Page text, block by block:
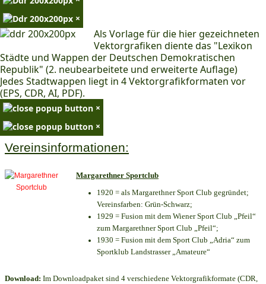
×
Als Vorlage für die hier gezeichneten
Vektorgrafiken diente das "Lexikon
Städte und Wappen der Deutschen Demokratischen
Republik" (2. neubearbeitete und erweiterte Auflage)
Jedes Stadtwappen liegt in 4 Vektorgrafikformaten vor
(EPS, CDR, AI, PDF).
×
×
Vereinsinformationen:
Margarethner Sportclub
1920 = als Margarethner Sport Club gegründet;
Vereinsfarben: Grün-Schwarz;
1929 = Fusion mit dem Wiener Sport Club „Pfeil“
zum Margarethner Sport Club „Pfeil“;
1930 = Fusion mit dem Sport Club „Adria“ zum
Sportklub Landstrasser „Amateure“
Download: Im Downloadpaket sind 4 verschiedene Vektorgrafikformate (CDR,